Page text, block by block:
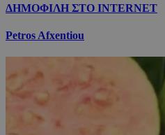
ΔΗΜΟΦΙΛΗ ΣΤΟ INTERNET
Petros Afxentiou